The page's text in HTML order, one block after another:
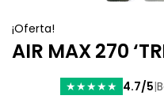
¡Oferta!
AIR MAX 270
★★★★★ 4.7/5|